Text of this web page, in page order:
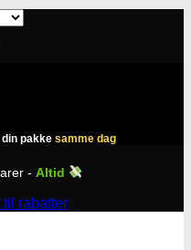
pakke samme dag
- Altid
til rabatter